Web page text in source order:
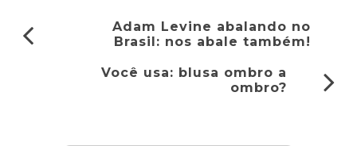
Adam Levine abalando no
Brasil: nos abale também!
Você usa: blusa ombro a
ombro?